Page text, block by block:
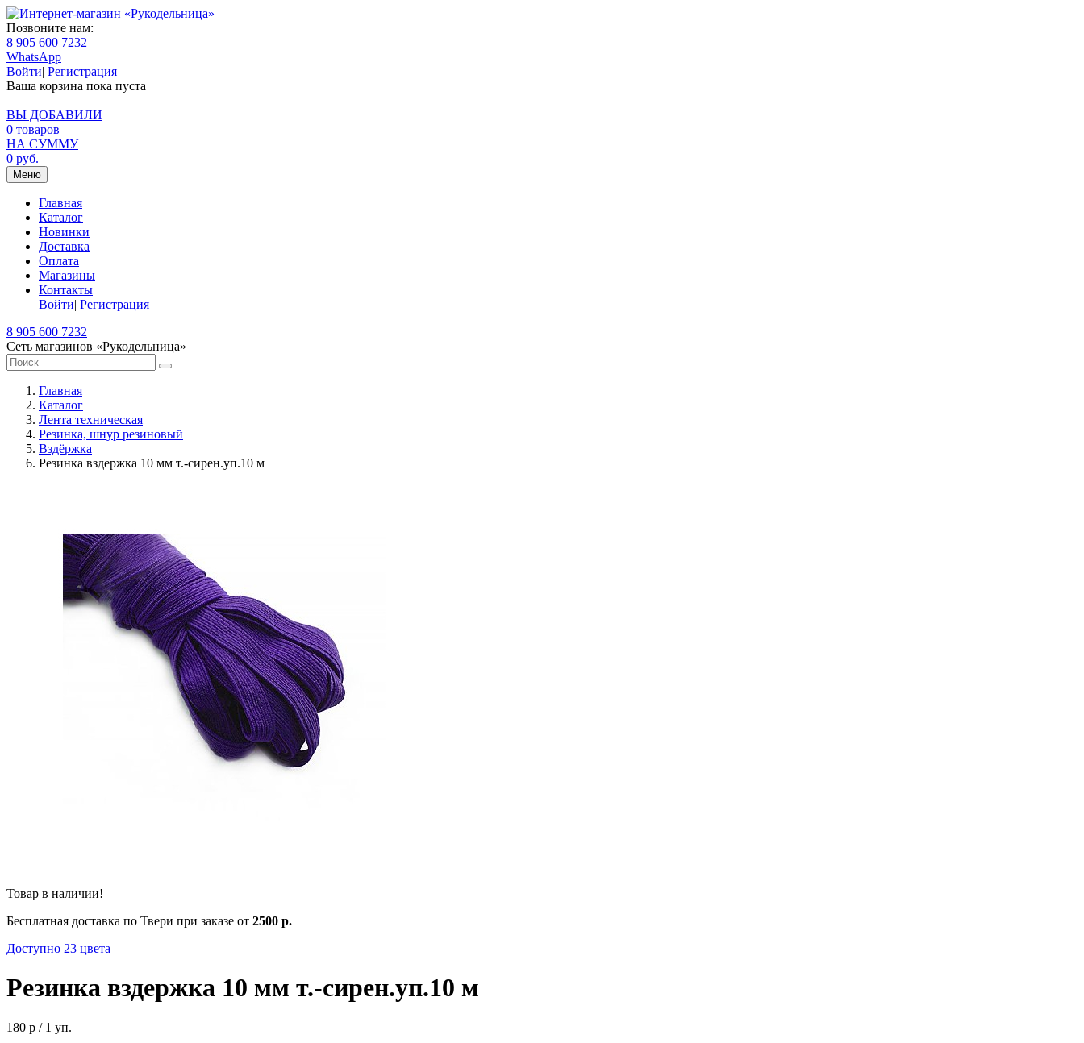
Позвоните нам:
8 905 600 7232
WhatsApp
Войти| Регистрация
Ваша корзина пока пуста
ВЫ ДОБАВИЛИ
0 товаров
НА СУММУ
0 руб.
Меню
Главная
Каталог
Новинки
Доставка
Оплата
Магазины
Контакты
Войти| Регистрация
8 905 600 7232
Сеть магазинов «Рукодельница»
Главная
Каталог
Лента техническая
Резинка, шнур резиновый
Вздёржка
Резинка вздержка 10 мм т.-сирен.уп.10 м
Товар в наличии!
Бесплатная доставка по Твери при заказе от 2500 р.
Доступно 23 цвета
Резинка вздержка 10 мм т.-сирен.уп.10 м
180 р / 1 уп.